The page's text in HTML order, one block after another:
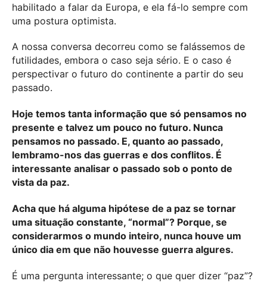
habilitado a falar da Europa, e ela fá-lo sempre com
uma postura optimista.
A nossa conversa decorreu como se falássemos de
futilidades, embora o caso seja sério. E o caso é
perspectivar o futuro do continente a partir do seu
passado.
Hoje temos tanta informação que só pensamos no
presente e talvez um pouco no futuro. Nunca
pensamos no passado. E, quanto ao passado,
lembramo-nos das guerras e dos conflitos. É
interessante analisar o passado sob o ponto de
vista da paz.
Acha que há alguma hipótese de a paz se tornar
uma situação constante, “normal”? Porque, se
considerarmos o mundo inteiro, nunca houve um
único dia em que não houvesse guerra algures.
É uma pergunta interessante; o que quer dizer “paz”?